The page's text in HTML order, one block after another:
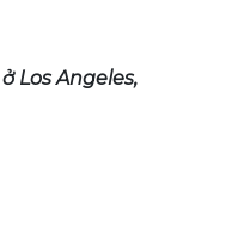
Los Angeles,